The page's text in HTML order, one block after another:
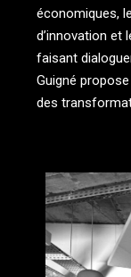
économiques,
d’innovation et
faisant
Guigné
des